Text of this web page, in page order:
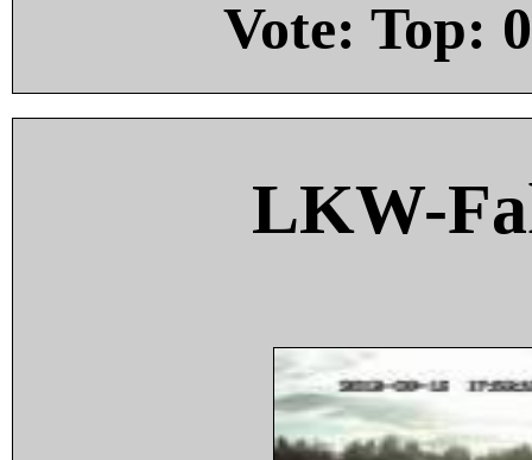
Vote: Top: 0
LKW-